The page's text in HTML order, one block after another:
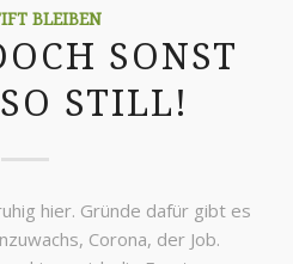
BLEIBEN
SONST
STILL!
hier. Gründe dafür gibt es
Corona, der Job.